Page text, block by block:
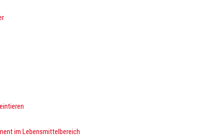
im Lebensmittelbereich